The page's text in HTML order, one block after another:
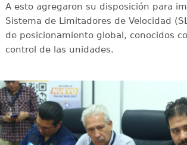
A esto agregaron su disposición para
Sistema de Limitadores de Velocidad
de posicionamiento global, conocidos
control de las unidades.